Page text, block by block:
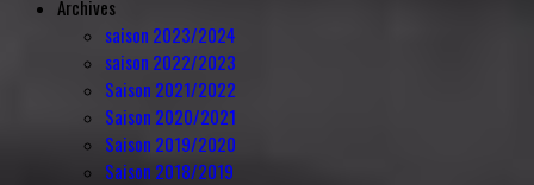
Archives
saison 2023/2024
saison 2022/2023
Saison 2021/2022
Saison 2020/2021
Saison 2019/2020
Saison 2018/2019